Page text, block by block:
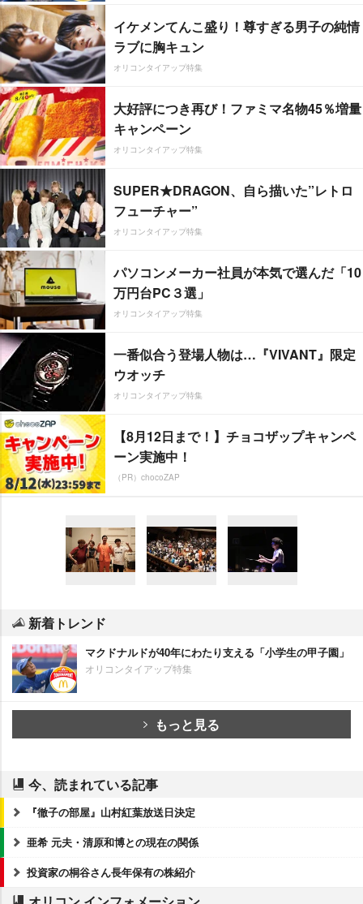
イケメンてんこ盛り！尊すぎる男子の純情
ラブに胸キュン
オリコンタイアップ特集
大好評につき再び！ファミマ名物45％増量
キャンペーン
オリコンタイアップ特集
SUPER★DRAGON、自ら描いた”レトロ
フューチャー”
オリコンタイアップ特集
パソコンメーカー社員が本気で選んだ「10
万円台PC３選」
オリコンタイアップ特集
一番似合う登場人物は…『VIVANT』限定
ウオッチ
オリコンタイアップ特集
【8月12日まで！】チョコザップキャンペ
ーン実施中！
（PR）chocoZAP
新着トレンド
マクドナルドが40年にわたり支える「小学生の甲子園」
オリコンタイアップ特集
もっと見る
今、読まれている記事
『徹子の部屋』山村紅葉放送日決定
亜希 元夫・清原和博との現在の関係
投資家の桐谷さん長年保有の株紹介